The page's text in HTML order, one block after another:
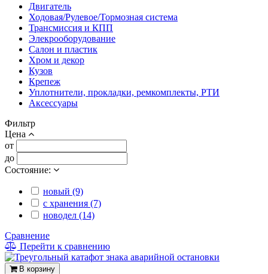
Двигатель
Ходовая/Рулевое/Тормозная система
Трансмиссия и КПП
Элекрооборудование
Салон и пластик
Хром и декор
Кузов
Крепеж
Уплотнители, прокладки, ремкомплекты, РТИ
Аксессуары
Фильтр
Цена
от
до
Состояние:
новый (9)
с хранения (7)
новодел (14)
Сравнение
Перейти к сравнению
В корзину